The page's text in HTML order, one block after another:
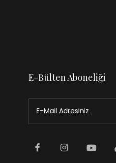
E-Bülten Aboneliği